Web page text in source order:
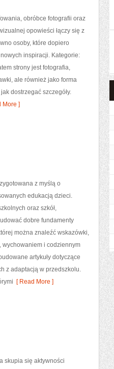
obróbce fotografii oraz
opowieści łączy się z
osoby, które dopiero
inspiracji. Kategorie:
strony jest fotografia,
ale również jako forma
dostrzegać szczegóły.
More ]
z myślą o
edukacją dzieci.
oraz szkół,
dobre fundamenty
można znaleźć wskazówki,
i codziennym
artykuły dotyczące
z adaptacją w przedszkolu.
[ Read More ]
skupia się aktywności